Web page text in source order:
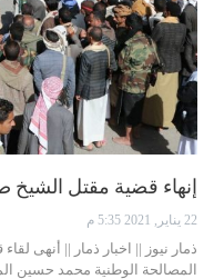
إنهاء قضية مقتل الشيخ
22 يناير, 2021 5:35 م
ذمار نيوز || اخبار ذمار || أنهى
المصالحة الوطنية محمد حسين